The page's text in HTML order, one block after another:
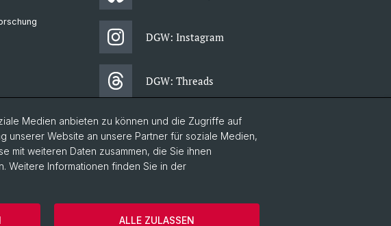
DGW: Instagram
DGW: Threads
DGW: Facebook
DGW: Newsletter
Gesellschaftswissenschaften Home
Medien anbieten zu können und die Zugriffe auf
unserer Website an unsere Partner für soziale Medien,
mit weiteren Daten zusammen, die Sie ihnen
Weitere Informationen finden Sie in der
ALLE ZULASSEN